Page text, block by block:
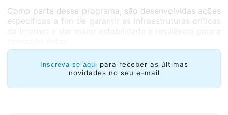
Como parte desse programa, são desenvolvidas ações
específicas a fim de garantir as infraestruturas críticas
Inscreva-se aqui para receber as últimas
novidades no seu e-mail